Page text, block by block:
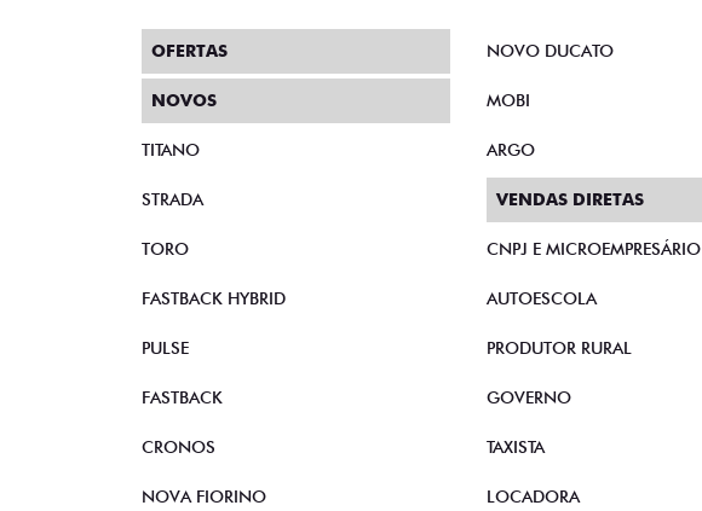
OFERTAS
NOVOS
TITANO
STRADA
TORO
FASTBACK HYBRID
PULSE
FASTBACK
CRONOS
NOVA FIORINO
NOVO DUCATO
MOBI
ARGO
VENDAS DIRETAS
CNPJ E MICROEMPRESÁRIO
AUTOESCOLA
PRODUTOR RURAL
GOVERNO
TAXISTA
LOCADORA